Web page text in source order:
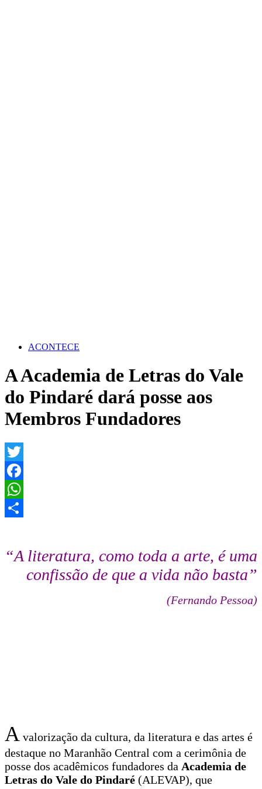
ACONTECE
A Academia de Letras do Vale
do Pindaré dará posse aos
Membros Fundadores
Twitter
Facebook
WhatsApp
“A literatura, como toda a arte, é uma
confissão de que a vida não basta”
(Fernando Pessoa)
A valorização da cultura, da literatura e das artes é
destaque no Maranhão Central com a cerimônia de
posse dos acadêmicos fundadores da Academia de
Letras do Vale do Pindaré (ALEVAP), que